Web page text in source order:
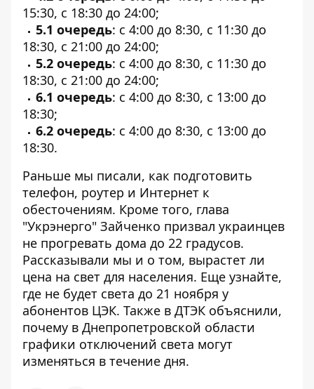
15:30, с 18:30 до 24:00;
5.1 очередь: с 4:00 до 8:30, с 11:30 до
18:30, с 21:00 до 24:00;
5.2 очередь: с 4:00 до 8:30, с 11:30 до
18:30, с 21:00 до 24:00;
6.1 очередь: с 4:00 до 8:30, с 13:00 до
18:30;
6.2 очередь: с 4:00 до 8:30, с 13:00 до
18:30.
Раньше мы писали, как подготовить
телефон, роутер и Интернет к
обесточениям. Кроме того, глава
"Укрэнерго" Зайченко призвал украинцев
не прогревать дома до 22 градусов.
Рассказывали мы и о том, вырастет ли
цена на свет для населения. Еще узнайте,
где не будет света до 21 ноября у
абонентов ЦЭК. Также в ДТЭК объяснили,
почему в Днепропетровской области
графики отключений света могут
изменяться в течение дня.